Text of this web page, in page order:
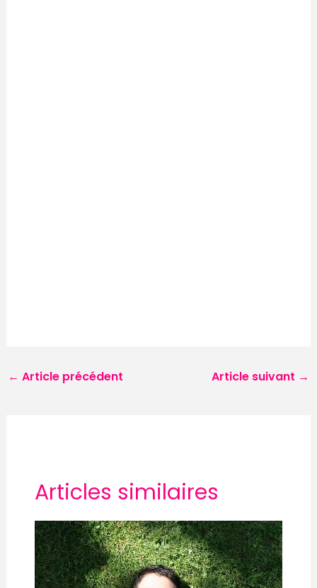
← Article précédent Article suivant →
Articles similaires